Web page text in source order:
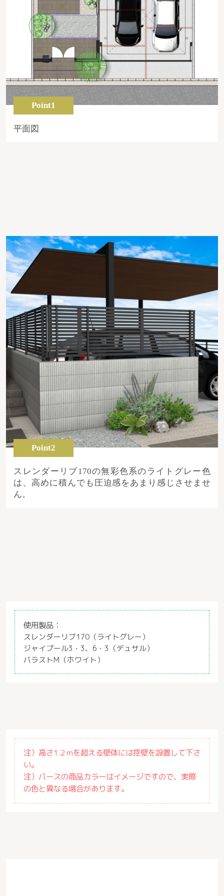
Point1
平面図
Point2
スレンダーリブ170の無彩色系のライトグレー色
は、高めに積んでも圧迫感をあまり感じさせませ
ん。
使用製品：
スレンダーリブ170（ライトグレー）
ジャイプール3・3、6・3（デュサル）
バラストM（ホワイト）
注）高さ1.2ｍを超える壁体には控壁を設置して下さ
い。
注）パースの商品カラーはイメージですので、実際
の色と異なる場合があります。